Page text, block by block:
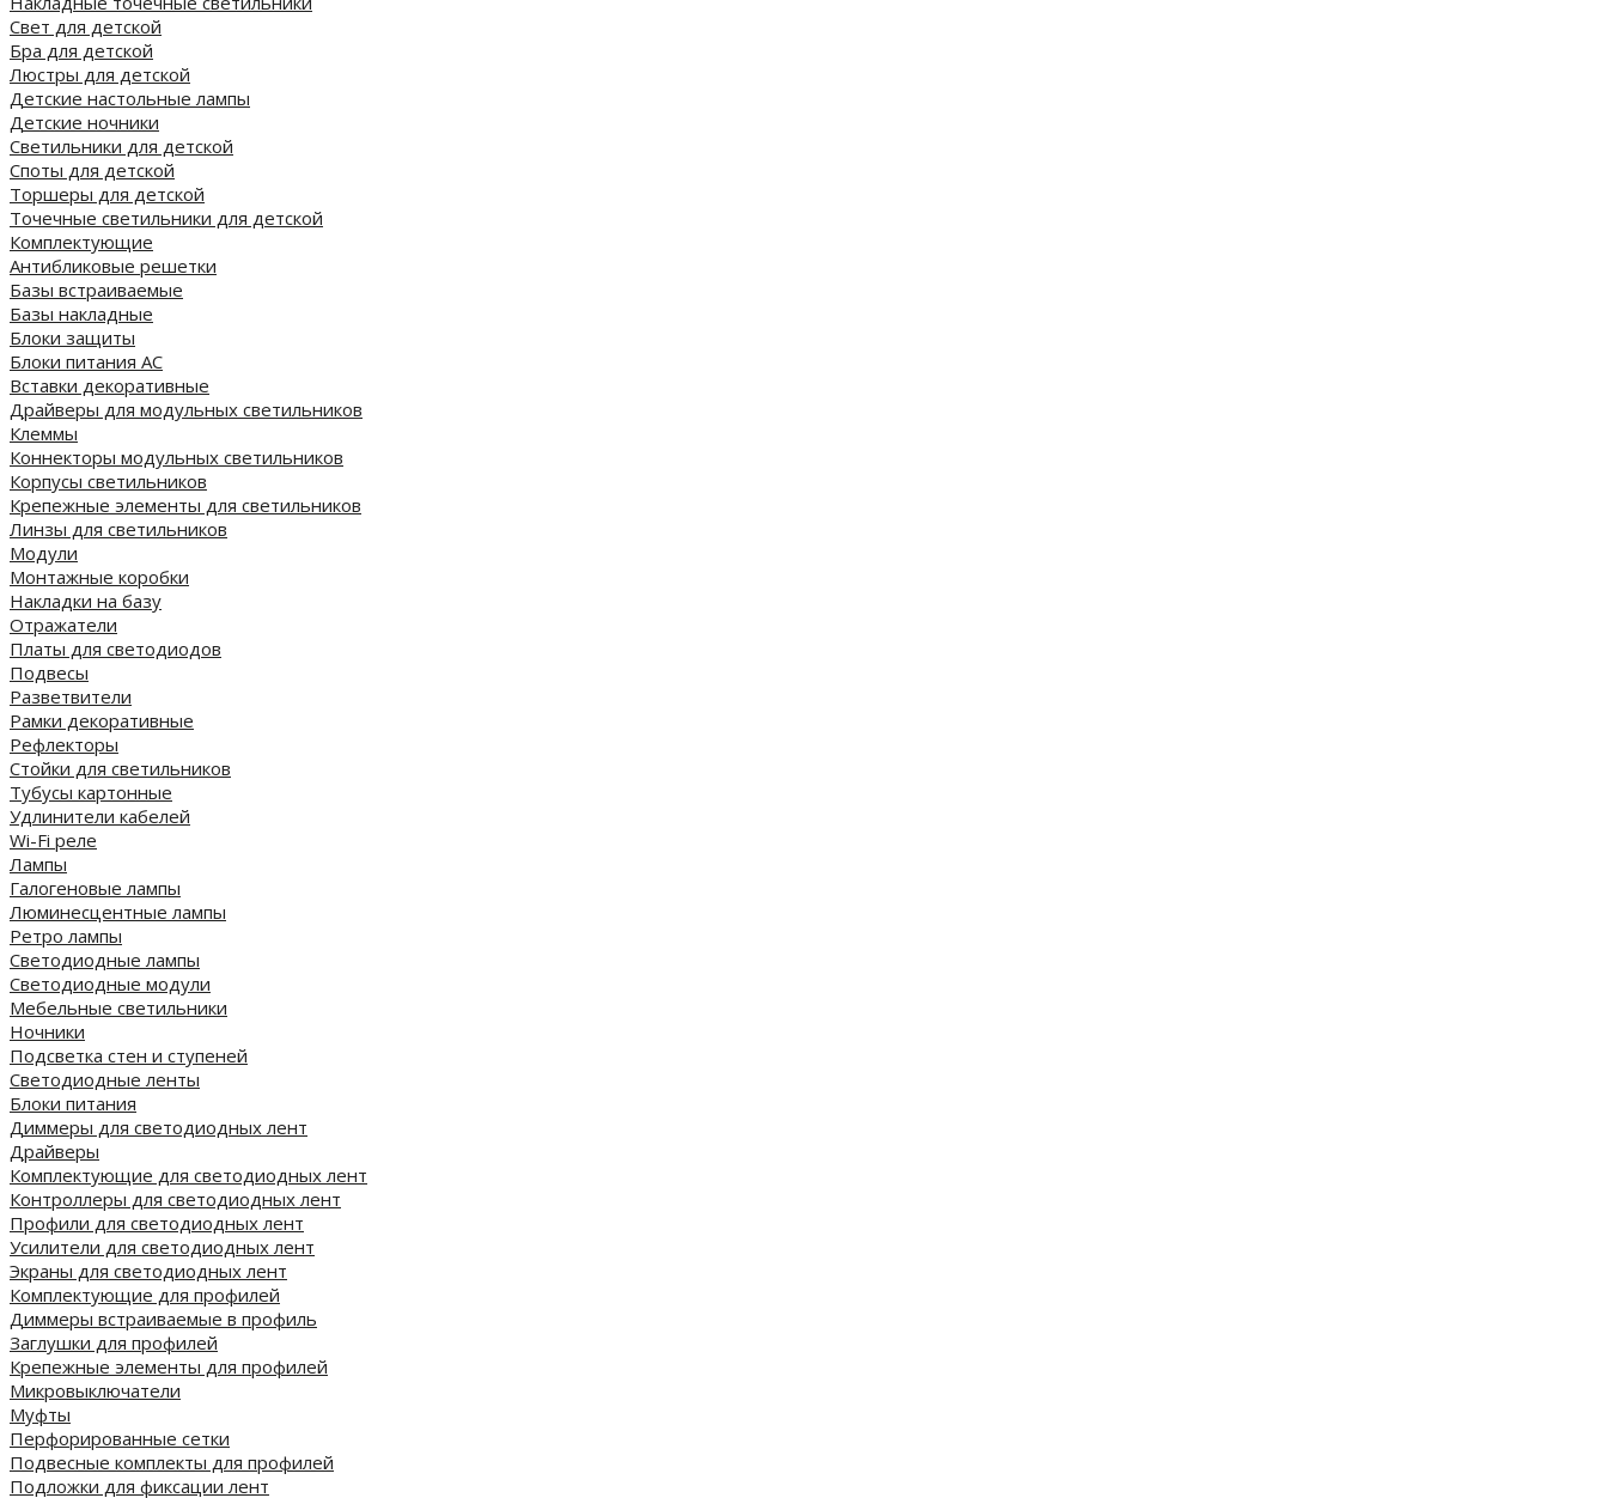
Свет для детской
Бра для детской
Люстры для детской
Детские настольные лампы
Детские ночники
Светильники для детской
Споты для детской
Торшеры для детской
Точечные светильники для детской
Комплектующие
Антибликовые решетки
Базы встраиваемые
Базы накладные
Блоки защиты
Блоки питания AC
Вставки декоративные
Драйверы для модульных светильников
Клеммы
Коннекторы модульных светильников
Корпусы светильников
Крепежные элементы для светильников
Линзы для светильников
Модули
Монтажные коробки
Накладки на базу
Отражатели
Платы для светодиодов
Подвесы
Разветвители
Рамки декоративные
Рефлекторы
Стойки для светильников
Тубусы картонные
Удлинители кабелей
Wi-Fi реле
Лампы
Галогеновые лампы
Люминесцентные лампы
Ретро лампы
Светодиодные лампы
Светодиодные модули
Мебельные светильники
Ночники
Подсветка стен и ступеней
Светодиодные ленты
Блоки питания
Диммеры для светодиодных лент
Драйверы
Комплектующие для светодиодных лент
Контроллеры для светодиодных лент
Профили для светодиодных лент
Усилители для светодиодных лент
Экраны для светодиодных лент
Комплектующие для профилей
Диммеры встраиваемые в профиль
Заглушки для профилей
Крепежные элементы для профилей
Микровыключатели
Муфты
Перфорированные сетки
Подвесные комплекты для профилей
Подложки для фиксации лент